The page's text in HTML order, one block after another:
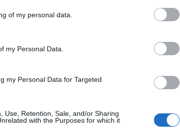
of my personal data.
my Personal Data.
my Personal Data for Targeted
Use, Retention, Sale, and/or Sharing
with the Purposes for which it
Habitat de Suricatas I: